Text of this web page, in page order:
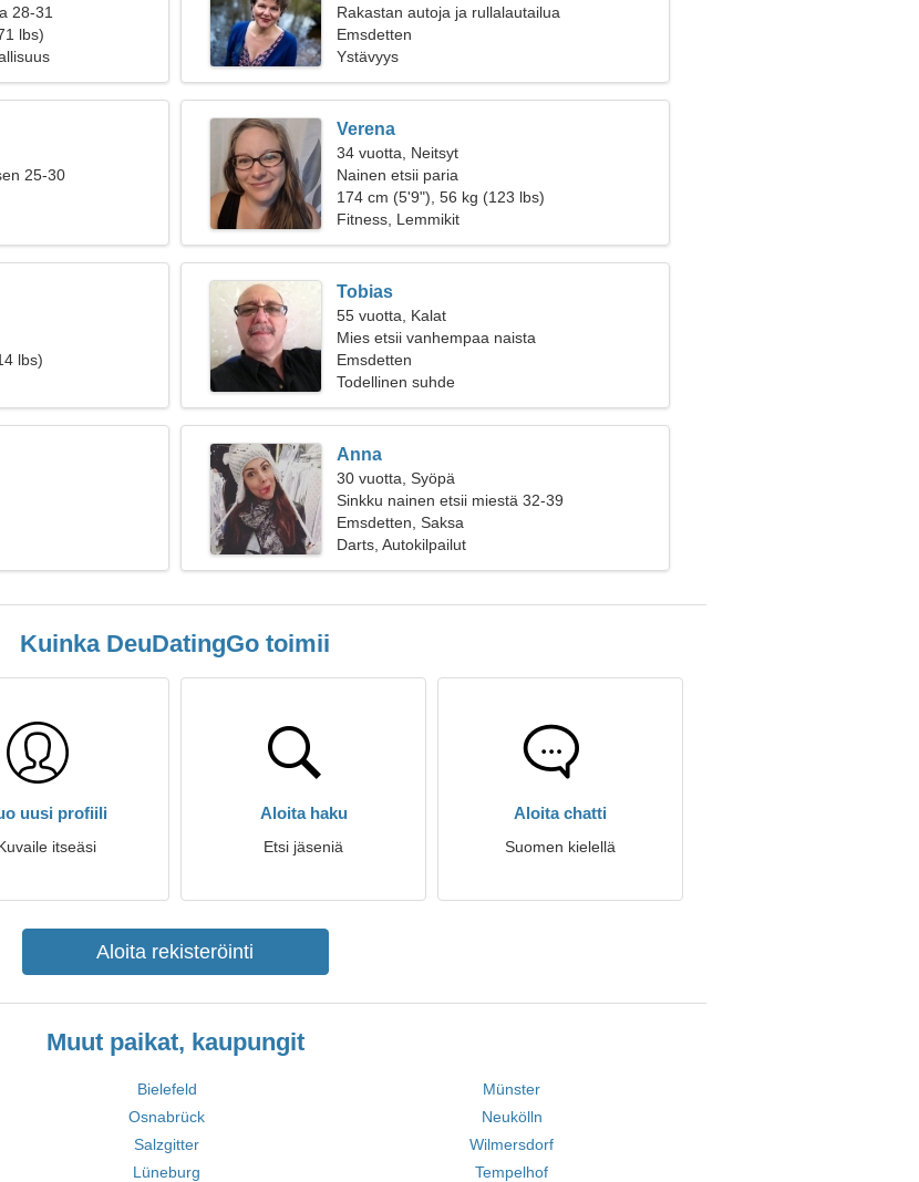
28-31
lbs)
Rakastan autoja ja rullalautailua
Emsdetten
Ystävyys
25-30
Verena
34 vuotta, Neitsyt
Nainen etsii paria
174 cm (5'9"), 56 kg (123 lbs)
Fitness, Lemmikit
lbs)
Tobias
55 vuotta, Kalat
Mies etsii vanhempaa naista
Emsdetten
Todellinen suhde
Anna
30 vuotta, Syöpä
Sinkku nainen etsii miestä 32-39
Emsdetten, Saksa
Darts, Autokilpailut
Kuinka DeuDatingGo toimii
uusi profiili
itseäsi
Aloita haku
Etsi jäseniä
Aloita chatti
Suomen kielellä
Aloita rekisteröinti
Muut paikat, kaupungit
Bielefeld
Münster
Osnabrück
Neukölln
Salzgitter
Wilmersdorf
Lüneburg Tempelhof